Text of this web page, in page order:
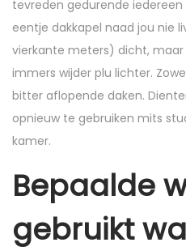
tevreden gedurende
eentje dakkapel naad jou nie
vierkante meters) dicht,
immers wijder plu lichter.
bitter aflopende daken.
opnieuw te gebruiken mits
kamer.
Bepaalde
gebruikt